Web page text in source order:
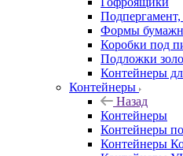
Подпергамент,
Формы
Коробки под
Подложки
Контейнеры
Контейнеры
Назад
Контейнеры
Контейнеры
Контейнеры